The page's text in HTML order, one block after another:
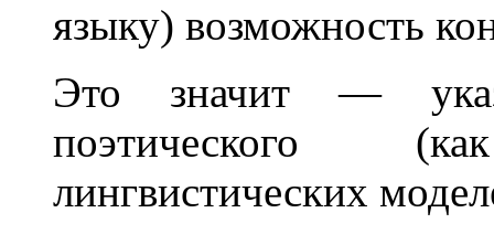
языку) возможность
Это значит —
поэтического
лингвистических